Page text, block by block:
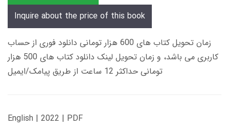
Inquire about the price of this book
زمان تحویل کتاب های 600 هزار تومانی دانلود فوری از حساب
کاربری می باشد، و زمان تحویل لینک دانلود کتاب های 500 هزار
تومانی حداکثر 12 ساعت از طریق پیامک/ایمیل
English | 2022 | PDF